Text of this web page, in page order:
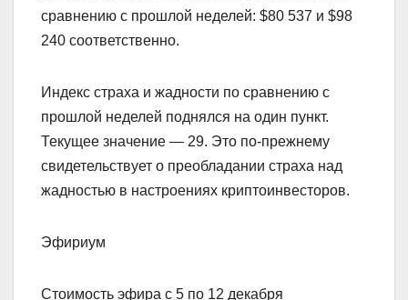
сравнению с прошлой неделей: $80 537 и $98
240 соответственно.
Индекс страха и жадности по сравнению с
прошлой неделей поднялся на один пункт.
Текущее значение — 29. Это по-прежнему
свидетельствует о преобладании страха над
жадностью в настроениях криптоинвесторов.
Эфириум
Стоимость эфира с 5 по 12 декабря